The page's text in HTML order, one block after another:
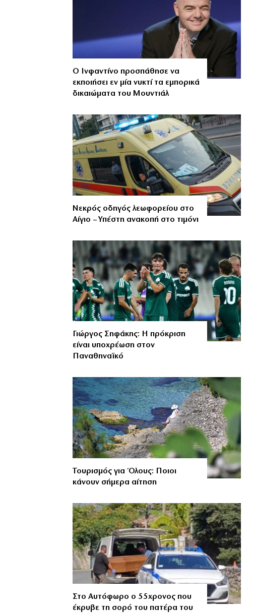
Ο Ινφαντίνο προσπάθησε να
εκποιήσει εν μία νυκτί τα εμπορικά
δικαιώματα του Μουντιάλ
Νεκρός οδηγός λεωφορείου στο
Αίγιο – Υπέστη ανακοπή στο τιμόνι
Γιώργος Σηφάκης: Η πρόκριση
είναι υποχρέωση στον
Παναθηναϊκό
Τουρισμός για Όλους: Ποιοι
κάνουν σήμερα αίτηση
Στο Αυτόφωρο ο 55χρονος που
έκρυβε τη σορό του πατέρα του